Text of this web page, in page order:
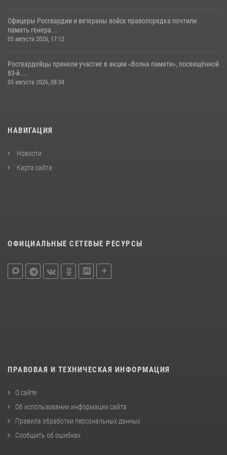
Офицеры Росгвардии и ветераны войск правопорядка почтили
память генера...
05 августа 2026, 17:12
Росгвардейцы приняли участие в акции «Волна памяти», посвящённой
83‑й ...
05 августа 2026, 08:34
НАВИГАЦИЯ
Новости
Карта сайта
ОФИЦИАЛЬНЫЕ СЕТЕВЫЕ РЕСУРСЫ
ПРАВОВАЯ И ТЕХНИЧЕСКАЯ ИНФОРМАЦИЯ
О сайте
Об использовании информации сайта
Правила обработки персональных данных
Сообщить об ошибках